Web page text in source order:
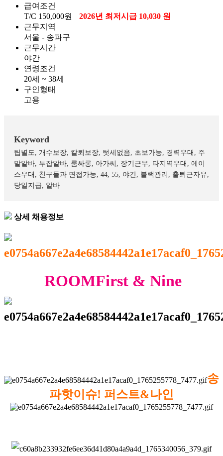
급여조건
T/C 150,000원
2026년 최저시급 10,030 원
근무지역
서울 - 송파구
근무시간
야간
연령조건
20세 ~ 38세
구인형태
고용
Keyword
팁별도, 개수보장, 칼퇴보장, 텃세없음, 초보가능, 경력우대, 주
말알바, 투잡알바, 룸싸롱, 아가씨, 장기근무, 타지역우대, 에이
스우대, 친구들과 면접가능, 44, 55, 야간, 블랙관리, 출퇴근자유,
당일지급, 알바
상세 채용정보
ROOMFirst & Nine
송
파핫이슈! 퍼스트&나인